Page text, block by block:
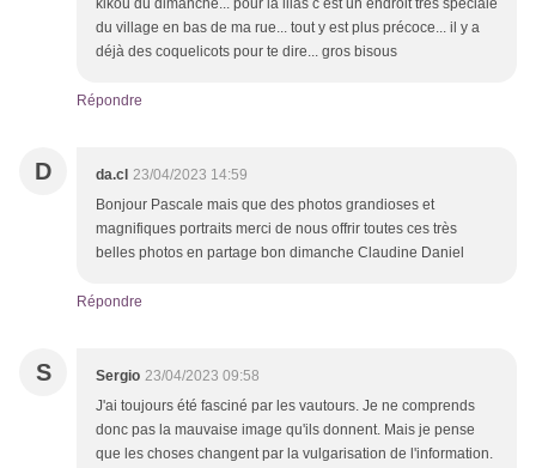
kikou du dimanche... pour la lilas c est un endroit très spéciale
du village en bas de ma rue... tout y est plus précoce... il y a
déjà des coquelicots pour te dire... gros bisous
Répondre
D da.cl 23/04/2023 14:59
Bonjour Pascale mais que des photos grandioses et
magnifiques portraits merci de nous offrir toutes ces très
belles photos en partage bon dimanche Claudine Daniel
Répondre
S Sergio 23/04/2023 09:58
J'ai toujours été fasciné par les vautours. Je ne comprends
donc pas la mauvaise image qu'ils donnent. Mais je pense
que les choses changent par la vulgarisation de l'information.